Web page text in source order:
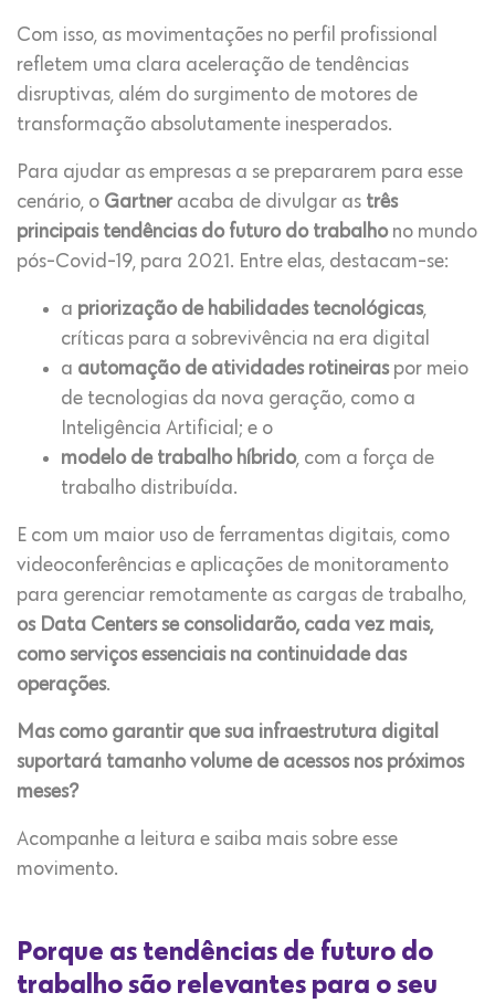
Com isso, as movimentações no perfil profissional
refletem uma clara aceleração de tendências
disruptivas, além do surgimento de motores de
transformação absolutamente inesperados.
Para ajudar as empresas a se prepararem para esse
cenário, o Gartner acaba de divulgar as três
principais tendências do futuro do trabalhono mundo
pós-Covid-19, para 2021. Entre elas, destacam-se:
a priorização de habilidades tecnológicas,
críticas para a sobrevivência na era digital
a automação de atividades rotineiraspor meio
de tecnologias da nova geração, como a
Inteligência Artificial; e o
modelo de trabalho híbrido, com a força de
trabalho distribuída.
E com um maior uso de ferramentas digitais, como
videoconferências e aplicações de monitoramento
para gerenciar remotamente as cargas de trabalho,
os Data Centers se consolidarão, cada vez mais,
como serviços essenciais na continuidade das
operações.
Mas como garantir que sua infraestrutura digital
suportará tamanho volume de acessos nos próximos
meses?
Acompanhe a leitura e saiba mais sobre esse
movimento.
Porque as tendências de futuro do
trabalho são relevantes para o seu